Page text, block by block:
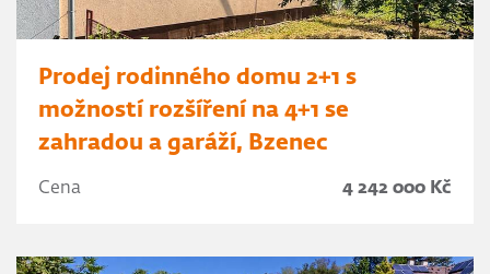
Prodej rodinného domu 2+1 s
možností rozšíření na 4+1 se
zahradou a garáží, Bzenec
Cena 4 242 000 Kč